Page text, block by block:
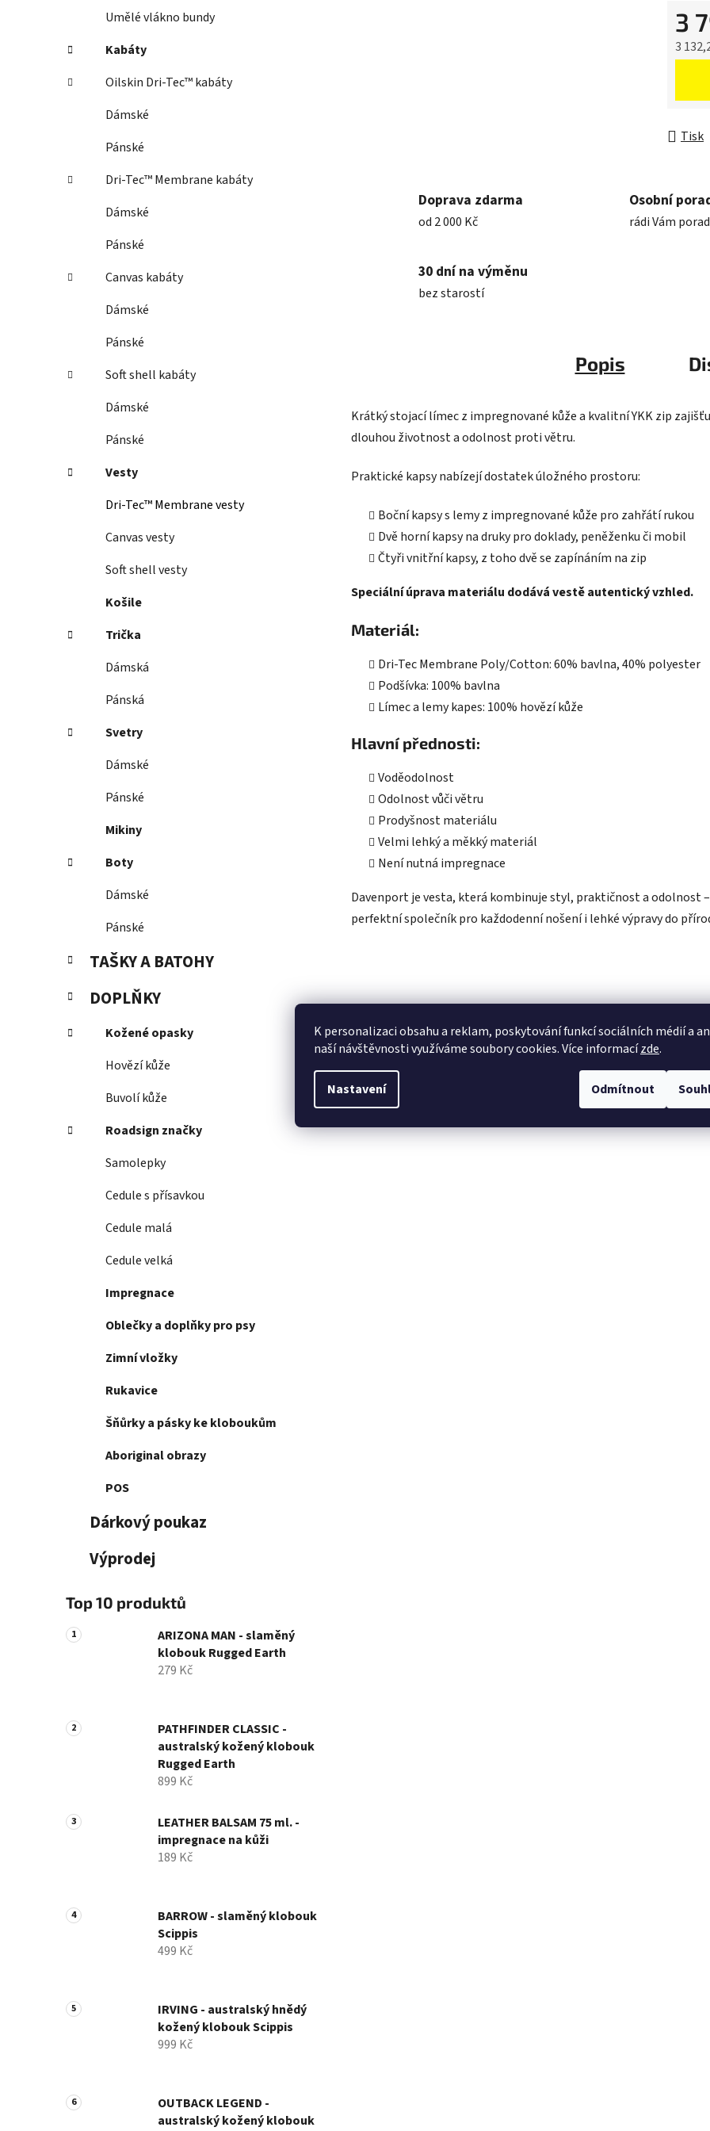
K personalizaci obsahu a reklam, poskytování funkcí sociálních médií a
naší návštěvnosti využíváme soubory cookies. Více informacízde.
Nastavení Odmítnout
Umělé vlákno bundy
Kabáty
Oilskin Dri-Tec™ kabáty
Dámské
Pánské
Dri-Tec™ Membrane kabáty
Dámské
Pánské
Canvas kabáty
Dámské
Pánské
Soft shell kabáty
Dámské
Pánské
Vesty
Dri-Tec™ Membrane vesty
Canvas vesty
Soft shell vesty
Košile
Trička
Dámská
Pánská
Svetry
Dámské
Pánské
Mikiny
Boty
Dámské
Pánské
TAŠKY A BATOHY
DOPLŇKY
Kožené opasky
Hovězí kůže
Buvolí kůže
Roadsign značky
Samolepky
Cedule s přísavkou
Cedule malá
Cedule velká
Impregnace
Oblečky a doplňky pro psy
Zimní vložky
Rukavice
Šňůrky a pásky ke kloboukům
Aboriginal obrazy
POS
Dárkový poukaz
Výprodej
Top 10 produktů
ARIZONA MAN - slaměný
klobouk Rugged Earth
279 Kč
PATHFINDER CLASSIC -
australský kožený klobouk
Rugged Earth
899 Kč
LEATHER BALSAM 75 ml. -
impregnace na kůži
189 Kč
BARROW - slaměný klobouk
Scippis
499 Kč
IRVING - australský hnědý
kožený klobouk Scippis
999 Kč
OUTBACK LEGEND -
australský kožený klobouk
3
3
Tisk
Doprava zdarma
od 2 000 Kč
Osobní
rádi Vám
30 dní na výměnu
bez starostí
Popis
Krátký stojací límec z impregnované kůže a kvalitní YKK zip
dlouhou životnost a odolnost proti větru.
Praktické kapsy nabízejí dostatek úložného prostoru:
Boční kapsy s lemy z impregnované kůže pro zahřátí rukou
Dvě horní kapsy na druky pro doklady, peněženku či mobil
Čtyři vnitřní kapsy, z toho dvě se zapínáním na zip
Speciální úprava materiálu dodává vestě autentický vzhled.
Materiál:
Dri-Tec Membrane Poly/Cotton: 60% bavlna, 40% polyester
Podšívka: 100% bavlna
Límec a lemy kapes: 100% hovězí kůže
Hlavní přednosti:
Voděodolnost
Odolnost vůči větru
Prodyšnost materiálu
Velmi lehký a měkký materiál
Není nutná impregnace
Davenport je vesta, která kombinuje styl, praktičnost a odolnost –
perfektní společník pro každodenní nošení i lehké výpravy do